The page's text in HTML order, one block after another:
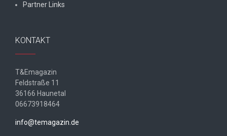
Partner Links
KONTAKT
T&Emagazin
Feldstraße 11
36166 Haunetal
06673918464
info@temagazin.de